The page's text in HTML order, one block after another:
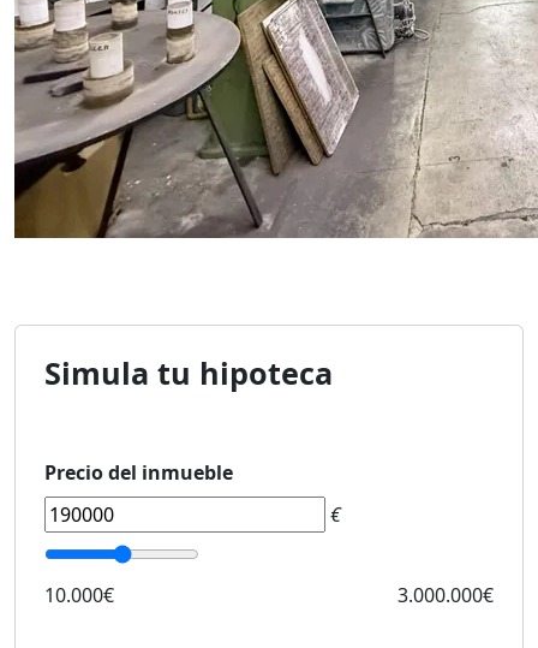
Simula tu hipoteca
Precio del inmueble
€
10.000€ 3.000.000€